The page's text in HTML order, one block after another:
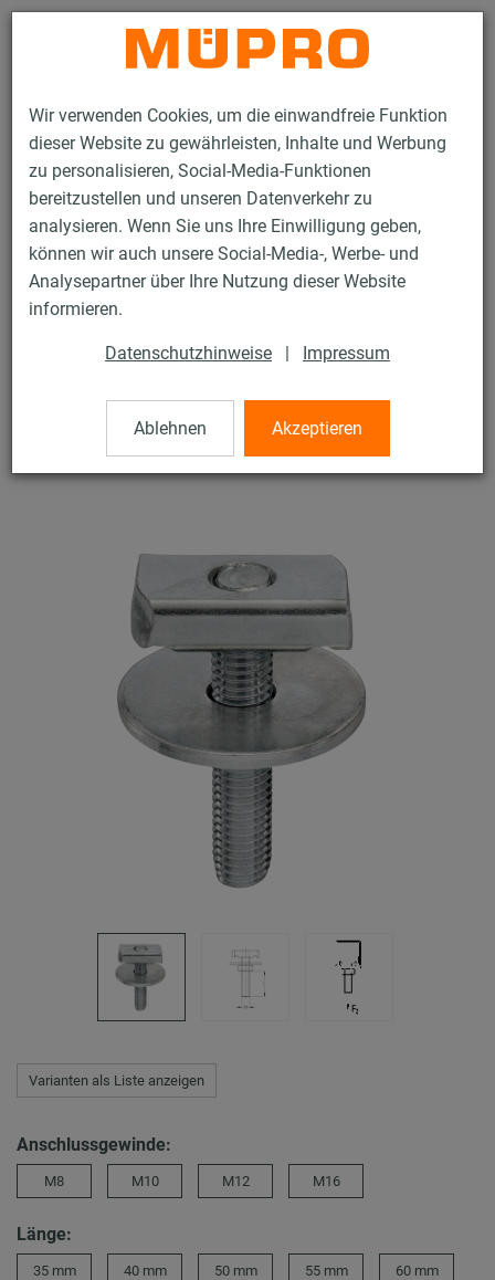
Wir verwenden Cookies, um die einwandfreie Funktion
dieser Website zu gewährleisten, Inhalte und Werbung
zu personalisieren, Social-Media-Funktionen
bereitzustellen und unseren Datenverkehr zu
analysieren. Wenn Sie uns Ihre Einwilligung geben,
können wir auch unsere Social-Media-, Werbe- und
Analysepartner über Ihre Nutzung dieser Website
informieren.
Datenschutzhinweise | Impressum
Ablehnen Akzeptieren
Kontakt
Produkte Brandschutz
Brandgeprüfte Befestigungen
Installationsschienen
MPR-Hammerkopfbefestiger
MPR-Hammerkopfbefestiger
Varianten als Liste anzeigen
Anschlussgewinde:
M8 M10 M12 M16
Länge:
35 mm 40 mm 50 mm 55 mm 60 mm